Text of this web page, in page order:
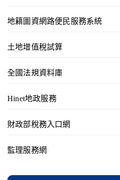
地籍圖資網路便民服務系統
土地增值稅試算
全國法規資料庫
Hinet地政服務
財政部稅務入口網
監理服務網